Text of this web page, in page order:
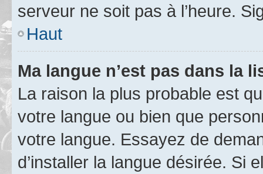
serveur ne soit pas à l’heure.
Haut
Ma langue n’est pas dans la
La raison la plus probable est
votre langue ou bien que
votre langue. Essayez de
d’installer la langue désirée. Si